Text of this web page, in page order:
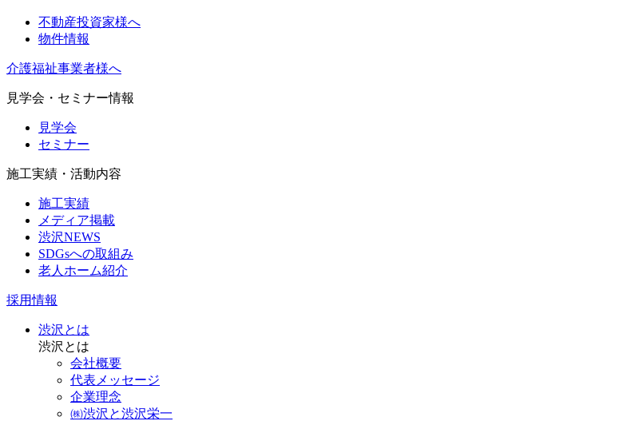
不動産投資家様へ
物件情報
介護福祉事業者様へ
見学会・セミナー情報
見学会
セミナー
施工実績・活動内容
施工実績
メディア掲載
渋沢NEWS
SDGsへの取組み
老人ホーム紹介
採用情報
渋沢とは
渋沢とは
会社概要
代表メッセージ
企業理念
㈱渋沢と渋沢栄一